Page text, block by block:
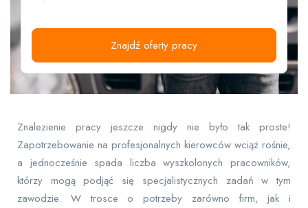
Znajdź oferty pracy
Znalezienie pracy jeszcze nigdy nie było tak proste!
Zapotrzebowanie na profesjonalnych kierowców wciąż rośnie,
a jednocześnie spada liczba wyszkolonych pracowników,
którzy mogą podjąć się specjalistycznych zadań w tym
zawodzie. W trosce o potrzeby zarówno firm, jak i